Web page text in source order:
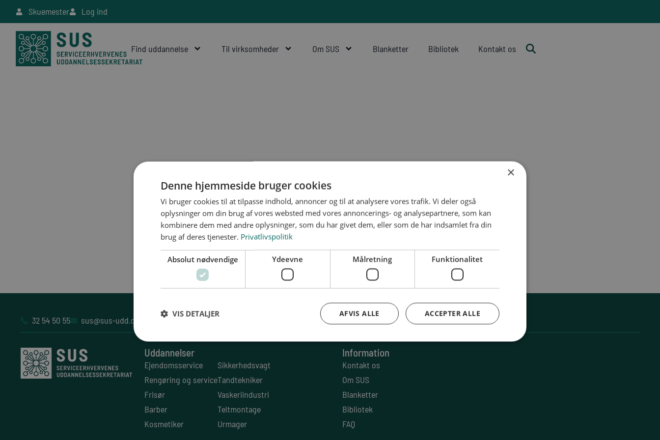
Skuemester Log ind
Find uddannelse Til virksomheder Om SUS Blanketter Bibliotek Kontakt os
32 54 50 55 sus@sus-udd.dk Vesterbrogade 6D, 4. 1620 København V CVR: 13 79 72 85
Uddannelser
Ejendomsservice
Rengøring og service
Frisør
Barber
Kosmetiker
Sikkerhedsvagt
Tandtekniker
Vaskeriindustri
Teltmontage
Urmager
Information
Kontakt os
Om SUS
Blanketter
Bibliotek
FAQ
×
Denne hjemmeside bruger cookies
Vi bruger cookies til at tilpasse indhold, annoncer og til at analysere vores trafik. Vi deler også
oplysninger om din brug af vores websted med vores annoncerings- og analysepartnere, som kan
kombinere dem med andre oplysninger, som du har givet dem, eller som de har indsamlet fra din
brug af deres tjenester. Privatlivspolitik
Absolut nødvendige Ydeevne Målretning Funktionalitet
ACCEPTER ALLE
AFVIS ALLE
VIS DETALJER